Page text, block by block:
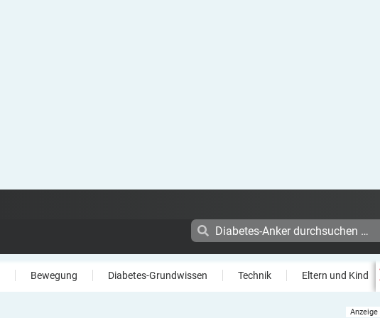
Bewegung Diabetes-Grundwissen Technik Eltern und Kind